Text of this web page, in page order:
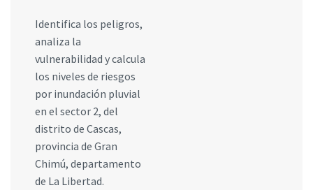
Identifica los peligros,
analiza la
vulnerabilidad y calcula
los niveles de riesgos
por inundación pluvial
en el sector 2, del
distrito de Cascas,
provincia de Gran
Chimú, departamento
de La Libertad.